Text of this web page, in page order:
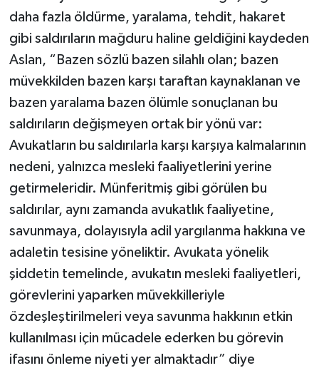
daha fazla öldürme, yaralama, tehdit, hakaret
gibi saldırıların mağduru haline geldiğini kaydeden
Aslan, “Bazen sözlü bazen silahlı olan; bazen
müvekkilden bazen karşı taraftan kaynaklanan ve
bazen yaralama bazen ölümle sonuçlanan bu
saldırıların değişmeyen ortak bir yönü var:
Avukatların bu saldırılarla karşı karşıya kalmalarının
nedeni, yalnızca mesleki faaliyetlerini yerine
getirmeleridir. Münferitmiş gibi görülen bu
saldırılar, aynı zamanda avukatlık faaliyetine,
savunmaya, dolayısıyla adil yargılanma hakkına ve
adaletin tesisine yöneliktir. Avukata yönelik
şiddetin temelinde, avukatın mesleki faaliyetleri,
görevlerini yaparken müvekkilleriyle
özdeşleştirilmeleri veya savunma hakkının etkin
kullanılması için mücadele ederken bu görevin
ifasını önleme niyeti yer almaktadır” diye